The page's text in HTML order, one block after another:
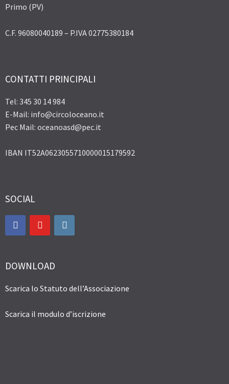
Primo (PV)
C.F. 96080040189 – P.IVA 02775380184
CONTATTI PRINCIPALI
Tel: 345 30 14 984
E-Mail: info@circoloceano.it
Pec Mail: oceanoasd@pec.it
IBAN IT52A0623055710000015179592
SOCIAL
DOWNLOAD
Scarica lo Statuto dell’Associazione
Scarica il modulo d’iscrizione